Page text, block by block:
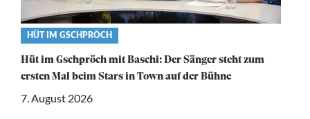
Video
category
HÜT IM GSCHPRÖCH
Hüt im Gschpröch mit Baschi: Der Sänger steht zum
ersten Mal beim Stars in Town auf der Bühne
7. August 2026